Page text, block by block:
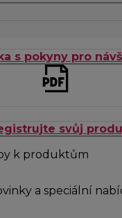
s pokyny pro
svůj
k produktům
a speciální